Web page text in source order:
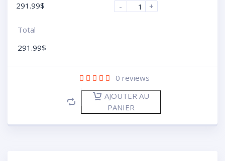
291.99$
-
+
Total
291.99$
0 reviews
AJOUTER AU
PANIER